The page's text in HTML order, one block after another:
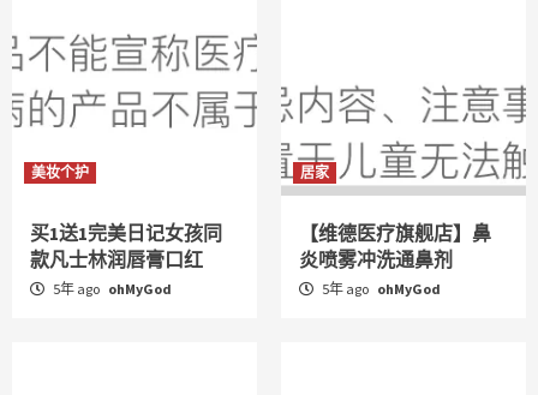
美妆个护
买1送1完美日记女孩同
款凡士林润唇膏口红
5年 ago ohMyGod
居家
【维德医疗旗舰店】鼻
炎喷雾冲洗通鼻剂
5年 ago ohMyGod